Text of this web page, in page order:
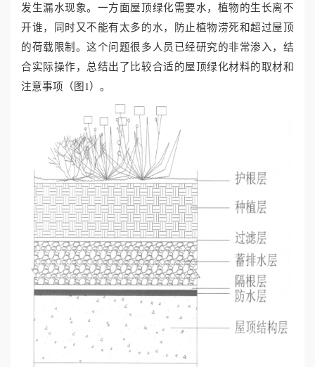
发生漏水现象。一方面屋顶绿化需要水，植物的生长离不
开谁，同时又不能有太多的水，防止植物涝死和超过屋顶
的荷载限制。这个问题很多人员已经研究的非常渗入，结
合实际操作，总结出了比较合适的屋顶绿化材料的取材和
注意事项（图1）。